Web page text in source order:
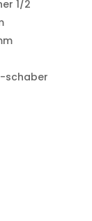
1/2
schaber